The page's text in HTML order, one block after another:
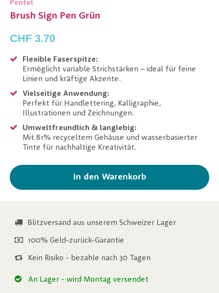
Pentel
Brush Sign Pen Grün
CHF 3.70
Flexible Faserspitze:
Ermöglicht variable Strichstärken – ideal für feine
Linien und kräftige Akzente.
Vielseitige Anwendung:
Perfekt für Handlettering, Kalligraphie,
Illustrationen und Zeichnungen.
Umweltfreundlich & langlebig:
Mit 81% recyceltem Gehäuse und wasserbasierter
Tinte für nachhaltige Kreativität.
In den Warenkorb
Blitzversand aus unserem Schweizer Lager
100% Geld-zurück-Garantie
Kein Risiko - bezahle nach 30 Tagen
An Lager - wird Montag versendet